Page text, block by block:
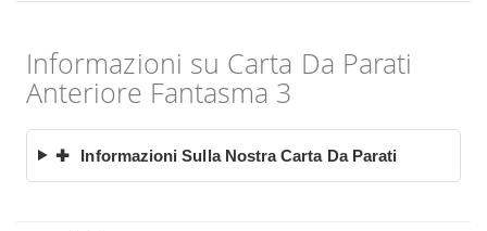
Informazioni su Carta Da Parati
Anteriore Fantasma 3
✚ Informazioni Sulla Nostra Carta Da Parati